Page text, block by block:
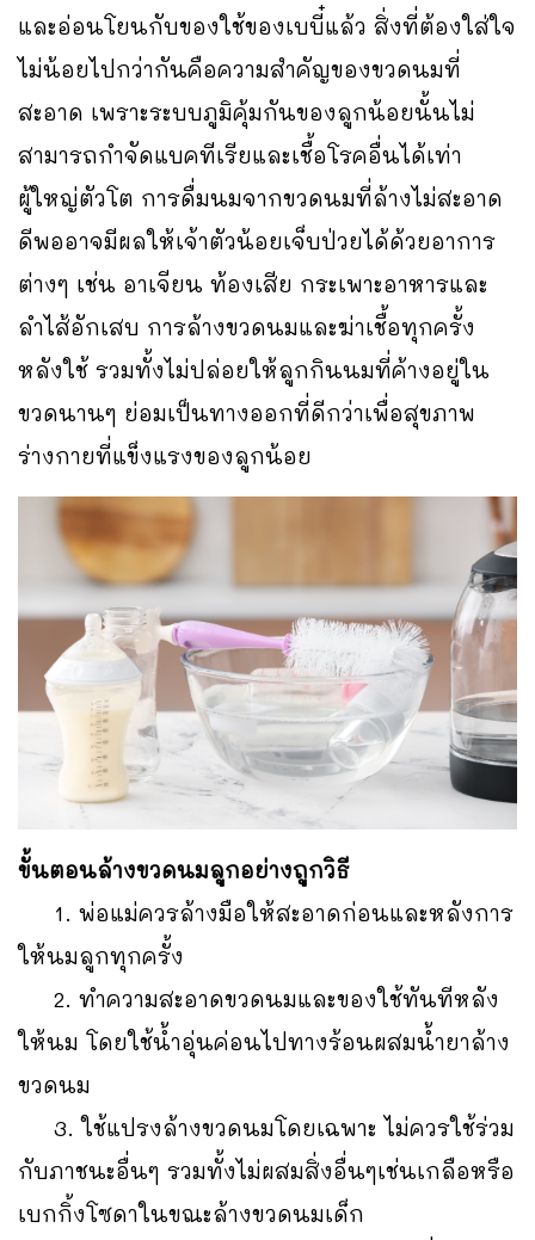
และอ่อนโยนกับของใช้ของเบบี๋แล้ว สิ่งที่ต้องใส่ใจ
ไม่น้อยไปกว่ากันคือความสำคัญของขวดนมที่
สะอาด เพราะระบบภูมิคุ้มกันของลูกน้อยนั้นไม่
สามารถกำจัดแบคทีเรียและเชื้อโรคอื่นได้เท่า
ผู้ใหญ่ตัวโต การดื่มนมจากขวดนมที่ล้างไม่สะอาด
ดีพออาจมีผลให้เจ้าตัวน้อยเจ็บป่วยได้ด้วยอาการ
ต่างๆ เช่น อาเจียน ท้องเสีย กระเพาะอาหารและ
ลำไส้อักเสบ การล้างขวดนมและฆ่าเชื้อทุกครั้ง
หลังใช้ รวมทั้งไม่ปล่อยให้ลูกกินนมที่ค้างอยู่ใน
ขวดนานๆ ย่อมเป็นทางออกที่ดีกว่าเพื่อสุขภาพ
ร่างกายที่แข็งแรงของลูกน้อย
ขั้นตอนล้างขวดนมลูกอย่างถูกวิธี
1. พ่อแม่ควรล้างมือให้สะอาดก่อนและหลังการ
ให้นมลูกทุกครั้ง
2. ทำความสะอาดขวดนมและของใช้ทันทีหลัง
ให้นม โดยใช้น้ำอุ่นค่อนไปทางร้อนผสมน้ำยาล้าง
ขวดนม
3. ใช้แปรงล้างขวดนมโดยเฉพาะ ไม่ควรใช้ร่วม
กับภาชนะอื่นๆ รวมทั้งไม่ผสมสิ่งอื่นๆเช่นเกลือหรือ
เบกกิ้งโซดาในขณะล้างขวดนมเด็ก